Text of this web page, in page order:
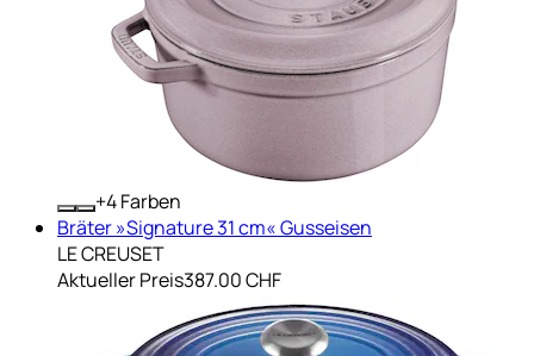
+ Farben
Bräter »Signature 31 cm« Gusseisen
LE CREUSET
Aktueller Preis387.00 CHF